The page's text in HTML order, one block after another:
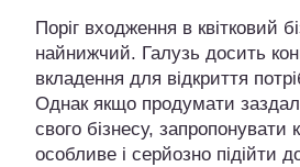
Поріг входження в квітковий
найнижчий. Галузь досить
вкладення для відкриття
Однак якщо продумати
свого бізнесу, запропонувати
особливе і серйозно підійти